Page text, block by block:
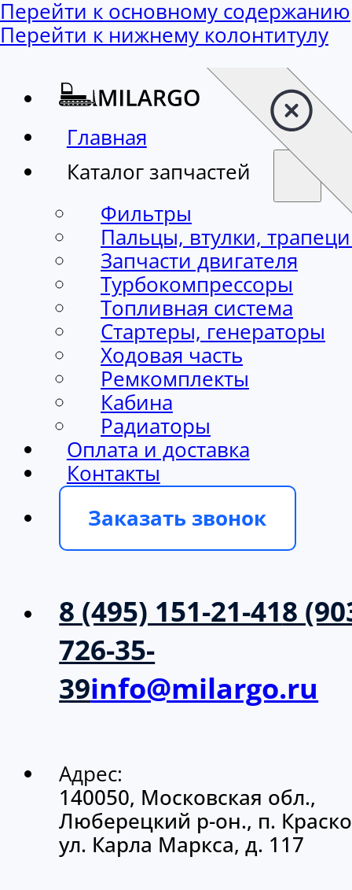
Перейти к основному содержанию
Перейти к нижнему колонтитулу
Главная
Каталог запчастей
Фильтры
Пальцы, втулки,
Запчасти двигателя
Турбокомпрессоры
Топливная система
Стартеры, генераторы
Ходовая часть
Ремкомплекты
Кабина
Радиаторы
Оплата и доставка
Контакты
Заказать звонок
8 (495) 151-21-418
726-35-
39info@milargo.ru
Адрес:
140050, Московская обл.,
Люберецкий р-он., п.
ул. Карла Маркса, д. 117